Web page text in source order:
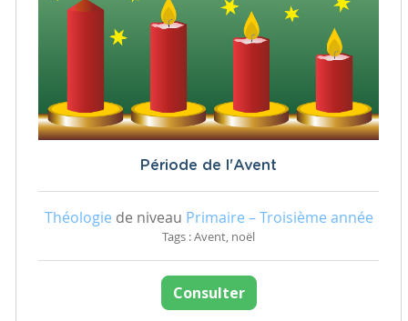
Période de l'Avent
Théologie de niveau Primaire – Troisième année
Tags : Avent, noël
Consulter